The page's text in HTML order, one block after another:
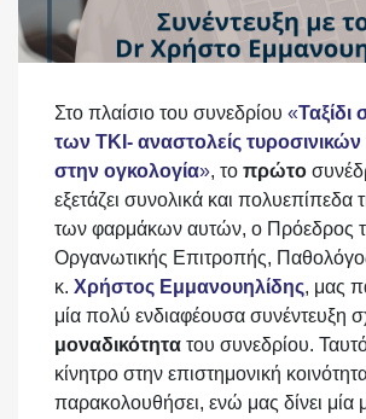
Στο πλαίσιο του συνεδρίου «Ταξίδι
των ΤΚΙ- αναστολείς
στην ογκολογία», το πρώτο
εξετάζει συνολικά και πολυεπίπεδα
των φαρμάκων αυτών, ο Πρόεδρος
Οργανωτικής Επιτροπής,
κ. Χρήστος Εμμανουηλίδης, μας
μία πολύ ενδιαφέουσα συνέντευξη
μοναδικότητα του συνεδρίου.
κίνητρο στην επιστημονική
παρακολουθήσει, ενώ μας δίνει μία